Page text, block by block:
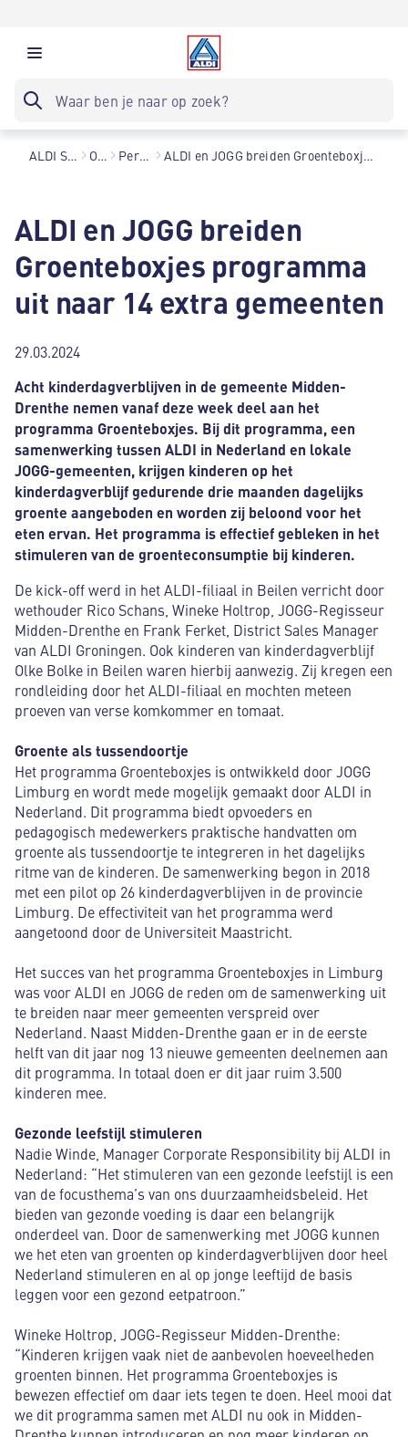
ALDI Supermarkten Over ons Persberichten ALDI en JOGG breiden Groenteboxjes programma uit naar 14 extra gemeenten
ALDI en JOGG breiden
Groenteboxjes programma
uit naar 14 extra gemeenten
29.03.2024
Acht kinderdagverblijven in de gemeente Midden-
Drenthe nemen vanaf deze week deel aan het
programma Groenteboxjes. Bij dit programma, een
samenwerking tussen ALDI in Nederland en lokale
JOGG-gemeenten, krijgen kinderen op het
kinderdagverblijf gedurende drie maanden dagelijks
groente aangeboden en worden zij beloond voor het
eten ervan. Het programma is effectief gebleken in het
stimuleren van de groenteconsumptie bij kinderen.
De kick-off werd in het ALDI-filiaal in Beilen verricht door
wethouder Rico Schans, Wineke Holtrop, JOGG-Regisseur
Midden-Drenthe en Frank Ferket, District Sales Manager
van ALDI Groningen. Ook kinderen van kinderdagverblijf
Olke Bolke in Beilen waren hierbij aanwezig. Zij kregen een
rondleiding door het ALDI-filiaal en mochten meteen
proeven van verse komkommer en tomaat.
Groente als tussendoortje
Het programma Groenteboxjes is ontwikkeld door JOGG
Limburg en wordt mede mogelijk gemaakt door ALDI in
Nederland. Dit programma biedt opvoeders en
pedagogisch medewerkers praktische handvatten om
groente als tussendoortje te integreren in het dagelijks
ritme van de kinderen. De samenwerking begon in 2018
met een pilot op 26 kinderdagverblijven in de provincie
Limburg. De effectiviteit van het programma werd
aangetoond door de Universiteit Maastricht.
Het succes van het programma Groenteboxjes in Limburg
was voor ALDI en JOGG de reden om de samenwerking uit
te breiden naar meer gemeenten verspreid over
Nederland. Naast Midden-Drenthe gaan er in de eerste
helft van dit jaar nog 13 nieuwe gemeenten deelnemen aan
dit programma. In totaal doen er dit jaar ruim 3.500
kinderen mee.
Gezonde leefstijl stimuleren
Nadie Winde, Manager Corporate Responsibility bij ALDI in
Nederland: “Het stimuleren van een gezonde leefstijl is een
van de focusthema’s van ons duurzaamheidsbeleid. Het
bieden van gezonde voeding is daar een belangrijk
onderdeel van. Door de samenwerking met JOGG kunnen
we het eten van groenten op kinderdagverblijven door heel
Nederland stimuleren en al op jonge leeftijd de basis
leggen voor een gezond eetpatroon.”
Wineke Holtrop, JOGG-Regisseur Midden-Drenthe:
“Kinderen krijgen vaak niet de aanbevolen hoeveelheden
groenten binnen. Het programma Groenteboxjes is
bewezen effectief om daar iets tegen te doen. Heel mooi dat
we dit programma samen met ALDI nu ook in Midden-